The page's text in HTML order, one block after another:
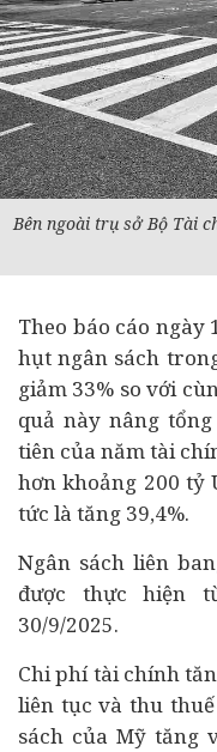
Bên ngoài trụ sở Bộ Tài
Theo báo cáo ngày
hụt ngân sách
giảm 33% so với
quả này nâng
tiên của năm tài
hơn khoảng 200 tỷ
tức là tăng 39,4%.
Ngân sách liên
được thực hiện
30/9/2025.
Chi phí tài chính
liên tục và thu
sách của Mỹ tăng